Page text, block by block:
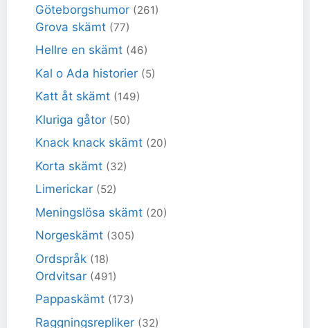
Göteborgshumor (261)
Grova skämt (77)
Hellre en skämt (46)
Kal o Ada historier (5)
Katt åt skämt (149)
Kluriga gåtor (50)
Knack knack skämt (20)
Korta skämt (32)
Limerickar (52)
Meningslösa skämt (20)
Norgeskämt (305)
Ordspråk (18)
Ordvitsar (491)
Pappaskämt (173)
Raggningsrepliker (32)